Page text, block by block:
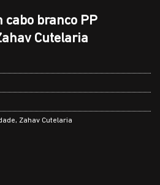
cabo branco PP
Cutelaria
, Zahav Cutelaria